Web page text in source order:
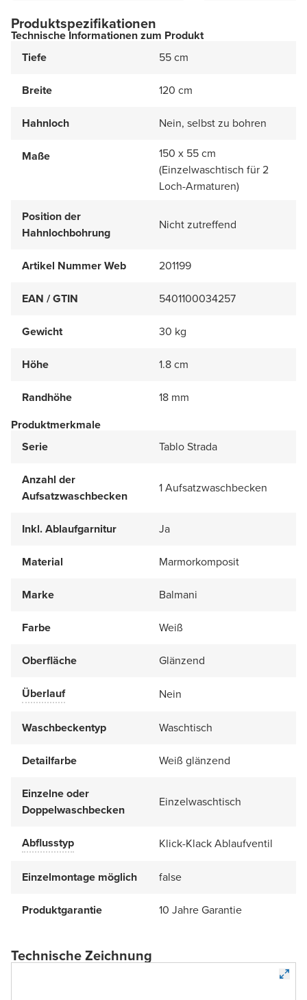
Produktspezifikationen
Technische Informationen zum Produkt
Tiefe
55 cm
Breite 120 cm
Hahnloch Nein, selbst zu bohren
Maße
150 x 55 cm
(Einzelwaschtisch für 2
Loch-Armaturen)
Position der
Hahnlochbohrung
Nicht zutreffend
Artikel Nummer Web 201199
EAN / GTIN 5401100034257
Gewicht 30 kg
Höhe 1.8 cm
Randhöhe
18 mm
Produktmerkmale
Serie
Tablo Strada
Anzahl der
Aufsatzwaschbecken
1 Aufsatzwaschbecken
Inkl. Ablaufgarnitur Ja
Material Marmorkomposit
Marke Balmani
Farbe Weiß
Oberfläche Glänzend
Überlauf Nein
Waschbeckentyp Waschtisch
Detailfarbe Weiß glänzend
Einzelne oder
Doppelwaschbecken
Einzelwaschtisch
Abflusstyp Klick-Klack Ablaufventil
Einzelmontage möglich false
Produktgarantie 10 Jahre Garantie
Technische Zeichnung